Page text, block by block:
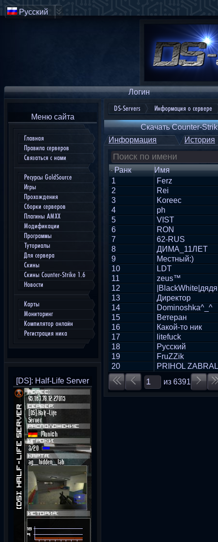
Логин
Меню сайта
Главная
Правила серверов
Связаться с нами
Ресурсы GoldSource
Игры
Прохождения
Сборки серверов
Плагины AMXX
Модификации
Программы
Туториалы
Для сервера
Скины
Скины Counter-Strike 1.6
Новости
Карты
Мониторинг
Компилятор онлайн
Регистрация ника
[DS]: Half-Life Server
DS-Servers Информация о сервере
Скачать Counter-
Информация
История
Ранк
Имя
1
Ferz
2
Rei
3
Koreec
4
ph
5
VIST
6
RON
7
62-RUS
8
ДИМА_11ЛЕТ
9
Местный:)
10
LDT
11
zeus™
12
13
Директор
14
Dominoshka^_^
15
Ветеран
16
Какой-то ник
17
litefuck
18
Русский
19
FruZZik
20
PRIHOL
из 6391
Русский